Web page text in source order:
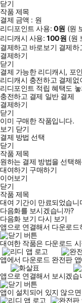
닫기
작품 제목
결제 금액 : 원
리디포인트 사용: 0원 (원
리디캐시 사용:100원 (원
결제하고 바로보기 결제하
결제하기
닫기
결제 가능한 리디캐시, 포
리디캐시 충전하고 결제
리디포인트 적립 혜택도
충전하고 결제 일반 결제
결제하기
닫기
이미 구매한 작품입니다.
보기 닫기
결제 방법 선택
닫기
작품 제목
원하는 결제 방법을 선택
대여하기 구매하기
이어보기
닫기
작품 제목
대여 기간이 만료되었습니
다음화를 보시겠습니까?
다음화 보기 다시 보기
앱으로 연결해서 다운로드
대여한 작품은 다운로드
앱에서 다운로드 완전판
앱으로 연결해서 보시겠습
앱이 설치되어 있지 않으